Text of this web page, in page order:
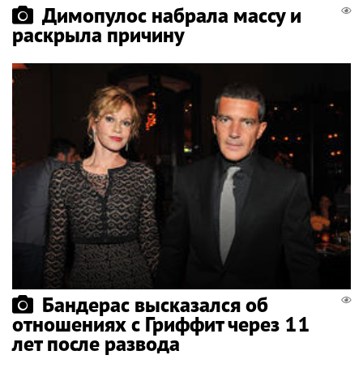
Димопулос набрала массу и
раскрыла причину
Бандерас высказался об
отношениях с Гриффит через 11
лет после развода